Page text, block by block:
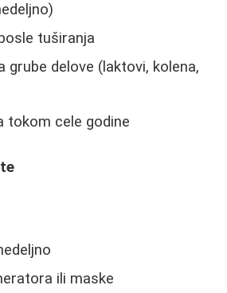
tuširanja
grube delove (laktovi, kolena,
tokom cele godine
ili maske